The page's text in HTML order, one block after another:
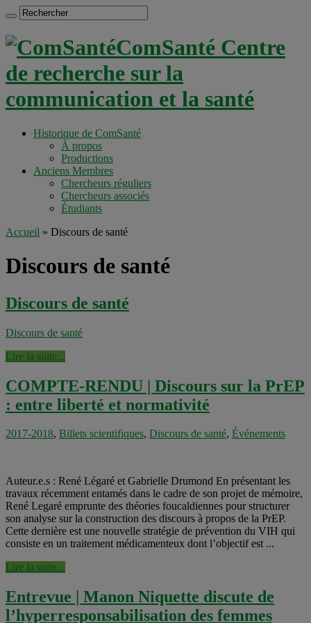
ComSanté Centre
de recherche sur la
communication et la santé
Historique de ComSanté
À propos
Productions
Anciens Membres
Chercheurs réguliers
Chercheurs associés
Étudiants
Accueil » Discours de santé
Discours de santé
Discours de santé
Discours de santé
Lire la suite...
COMPTE-RENDU | Discours sur la PrEP
: entre liberté et normativité
2017-2018, Billets scientifiques, Discours de santé, Événements
Auteur.e.s : René Légaré et Gabrielle Drumond En présentant les
travaux récemment entamés dans le cadre de son projet de mémoire,
René Legaré emprunte des théories foucaldiennes pour structurer
son analyse sur la construction des discours à propos de la PrEP.
Cette dernière est une nouvelle stratégie de prévention du VIH qui
consiste en un traitement médicamenteux dont l’objectif est ...
Lire la suite...
Entrevue | Manon Niquette discute de
l’hyperresponsabilisation des femmes